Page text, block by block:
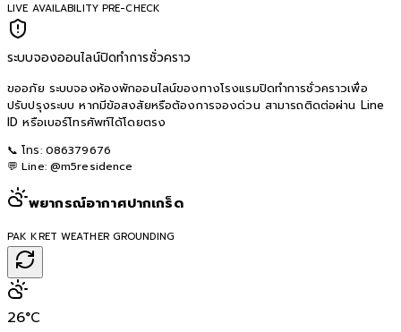
LIVE AVAILABILITY PRE-CHECK
ระบบจองออนไลน์ปิดทำการชั่วคราว
ขออภัย ระบบจองห้องพักออนไลน์ของทางโรงแรมปิดทำการชั่วคราวเพื่อ
ปรับปรุงระบบ หากมีข้อสงสัยหรือต้องการจองด่วน สามารถติดต่อผ่าน Line
ID หรือเบอร์โทรศัพท์ได้โดยตรง
📞 โทร: 086379676
💬 Line: @m5residence
พยากรณ์อากาศปากเกร็ด
PAK KRET WEATHER GROUNDING
26°C